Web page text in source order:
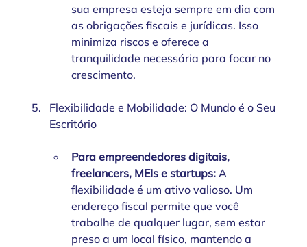
sua empresa esteja sempre em dia com
as obrigações fiscais e jurídicas. Isso
minimiza riscos e oferece a
tranquilidade necessária para focar no
crescimento.
Flexibilidade e Mobilidade: O Mundo é o Seu
Escritório
Para empreendedores digitais,
freelancers, MEIs e startups: A
flexibilidade é um ativo valioso. Um
endereço fiscal permite que você
trabalhe de qualquer lugar, sem estar
preso a um local físico, mantendo a